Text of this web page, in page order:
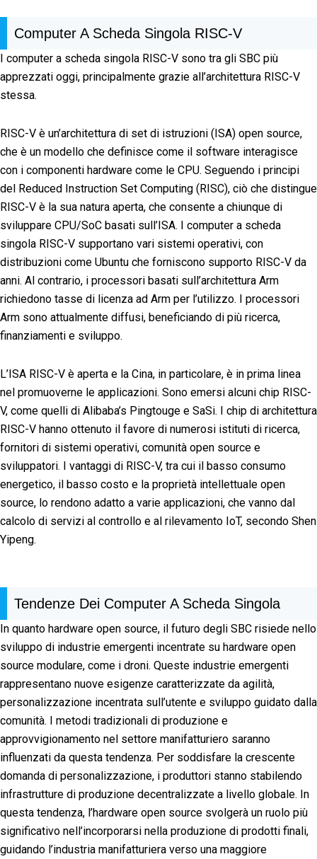
Computer A Scheda Singola RISC-V
I computer a scheda singola RISC-V sono tra gli SBC più
apprezzati oggi, principalmente grazie all’architettura RISC-V
stessa.
RISC-V è un’architettura di set di istruzioni (ISA) open source,
che è un modello che definisce come il software interagisce
con i componenti hardware come le CPU. Seguendo i principi
del Reduced Instruction Set Computing (RISC), ciò che distingue
RISC-V è la sua natura aperta, che consente a chiunque di
sviluppare CPU/SoC basati sull’ISA. I computer a scheda
singola RISC-V supportano vari sistemi operativi, con
distribuzioni come Ubuntu che forniscono supporto RISC-V da
anni. Al contrario, i processori basati sull’architettura Arm
richiedono tasse di licenza ad Arm per l’utilizzo. I processori
Arm sono attualmente diffusi, beneficiando di più ricerca,
finanziamenti e sviluppo.
L’ISA RISC-V è aperta e la Cina, in particolare, è in prima linea
nel promuoverne le applicazioni. Sono emersi alcuni chip RISC-
V, come quelli di Alibaba’s Pingtouge e SaSi. I chip di architettura
RISC-V hanno ottenuto il favore di numerosi istituti di ricerca,
fornitori di sistemi operativi, comunità open source e
sviluppatori. I vantaggi di RISC-V, tra cui il basso consumo
energetico, il basso costo e la proprietà intellettuale open
source, lo rendono adatto a varie applicazioni, che vanno dal
calcolo di servizi al controllo e al rilevamento IoT, secondo Shen
Yipeng.
Tendenze Dei Computer A Scheda Singola
In quanto hardware open source, il futuro degli SBC risiede nello
sviluppo di industrie emergenti incentrate su hardware open
source modulare, come i droni. Queste industrie emergenti
rappresentano nuove esigenze caratterizzate da agilità,
personalizzazione incentrata sull’utente e sviluppo guidato dalla
comunità. I metodi tradizionali di produzione e
approvvigionamento nel settore manifatturiero saranno
influenzati da questa tendenza. Per soddisfare la crescente
domanda di personalizzazione, i produttori stanno stabilendo
infrastrutture di produzione decentralizzate a livello globale. In
questa tendenza, l’hardware open source svolgerà un ruolo più
significativo nell’incorporarsi nella produzione di prodotti finali,
guidando l’industria manifatturiera verso una maggiore